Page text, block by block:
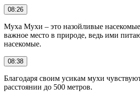
08:26
Муха Мухи – это назойливые
важное место в природе, ведь ими
насекомые.
08:38
Благодаря своим усикам мухи
расстоянии до 500 метров.